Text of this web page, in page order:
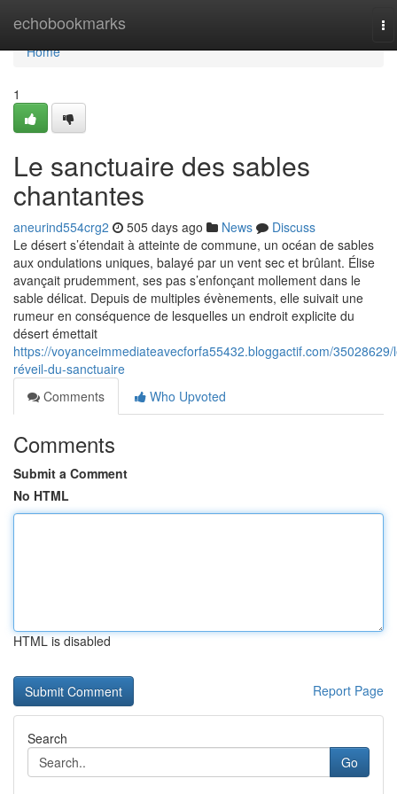
echobookmarks
Home
Home
1
Le sanctuaire des sables
chantantes
aneurind554crg2 505 days ago News
Discuss
Le désert s’étendait à atteinte de commune, un océan de sables
aux ondulations uniques, balayé par un vent sec et brûlant. Élise
avançait prudemment, ses pas s’enfonçant mollement dans le
sable délicat. Depuis de multiples évènements, elle suivait une
rumeur en conséquence de lesquelles un endroit explicite du
désert émettait
https://voyanceimmediateavecforfa55432.bloggactif.com/35028629/
réveil-du-sanctuaire
Comments
Who Upvoted
Comments
Submit a Comment
No HTML
HTML is disabled
Report Page
Search
Go